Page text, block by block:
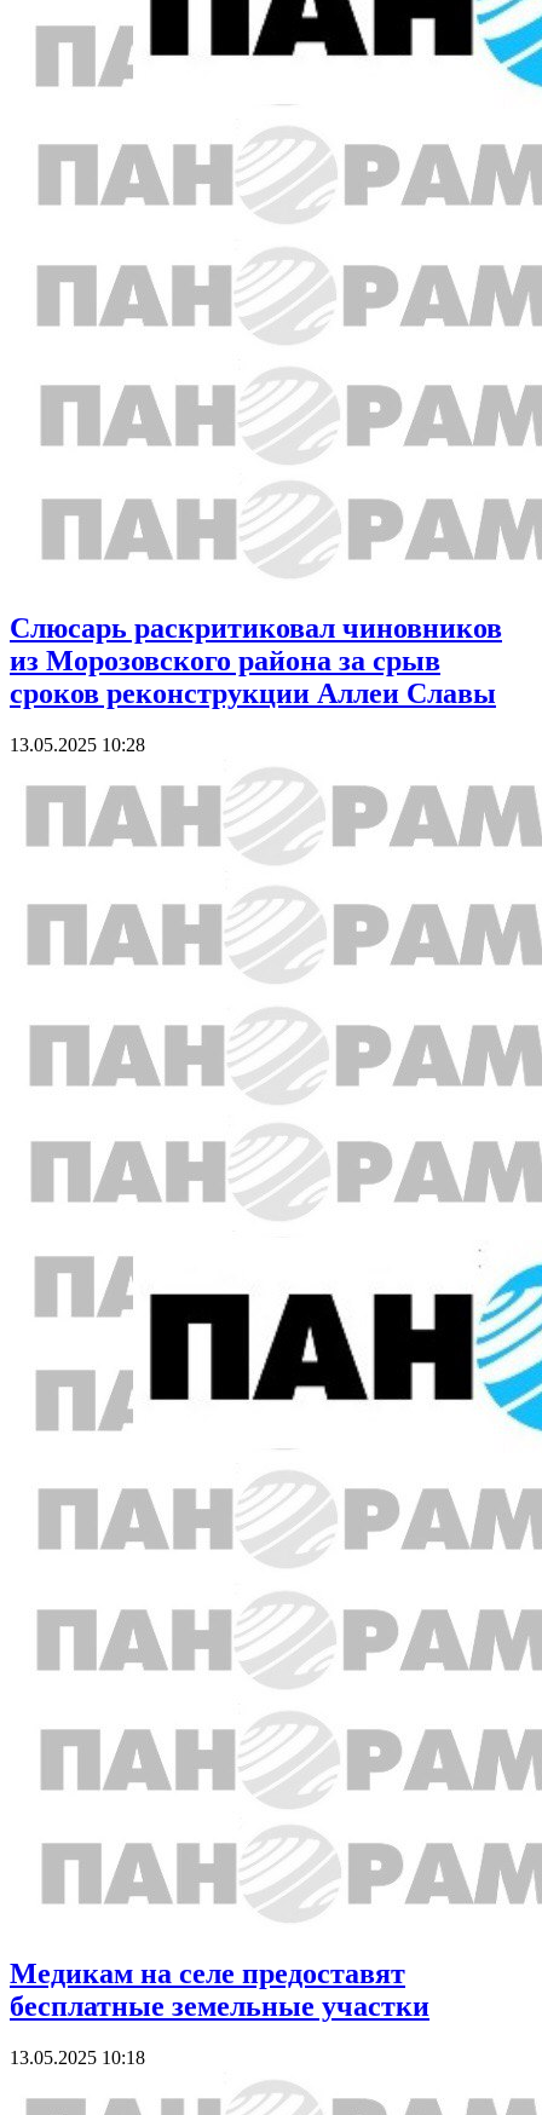
Слюсарь раскритиковал чиновников
из Морозовского района за срыв
сроков реконструкции Аллеи Славы
13.05.2025 10:28
Медикам на селе предоставят
бесплатные земельные участки
13.05.2025 10:18